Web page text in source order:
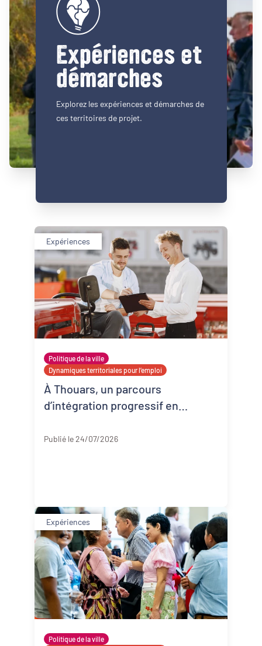
Expériences et
démarches
Explorez les expériences et démarches de
ces territoires de projet.
Expériences
Politique de la ville
Dynamiques territoriales pour l’emploi
À Thouars, un parcours
d’intégration progressif en
Publié le 24/07/2026
Expériences
Politique de la ville